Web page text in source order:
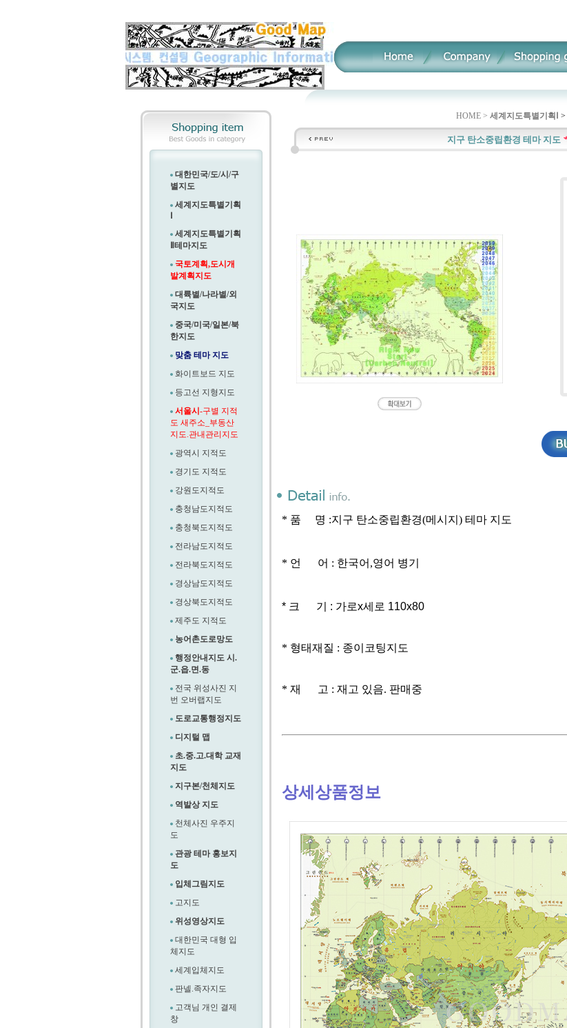
대한민국/도/시/구
별지도
세계지도특별기획
세계지도특별기획
테마지도
국토계획,도시개
발계획지도
대륙별/나라별/외
국지도
중국/미국/일본/북
한지도
맞춤 테마 지도
화이트보드 지도
등고선 지형지도
서울시 -구별 지적
도 새주소_부동산
지도.관내관리지도
광역시 지적도
경기도 지적도
강원도지적도
충청남도지적도
충청북도지적도
전라남도지적도
전라북도지적도
경상남도지적도
경상북도지적도
제주도 지적도
농어촌도로망도
행정안내지도 시.
군.읍.면.동
전국 위성사진 지
번 오버랩지도
도로교통행정지도
디지털 맵
초.중.고.대학 교재
지도
지구본/천체지도
역발상 지도
천체사진 우주지
도
관광 테마 홍보지
도
입체그림지도
고지도
위성영상지도
대한민국 대형 입
체지도
세계입체지도
판넬.족자지도
고객님 개인 결제
창
HOME > 세계지도특별기획Ⅰ >
지구 탄소중립환경 테마 지도
* 품 명 :지구 탄소중립환경(메시지) 테마 지도
* 언 어 : 한국어,영어 병기
* 크 기 : 가로x세로 110x80
* 형태재질 : 종이코팅지도
* 재 고 : 재고 있음. 판매중
상세 상품정보